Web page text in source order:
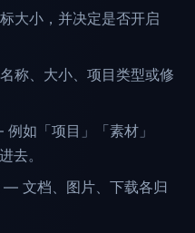
大小，并决定是否开启
称、大小、项目类型或修
如「项目」「素材」
去。
— 文档、图片、下载各归